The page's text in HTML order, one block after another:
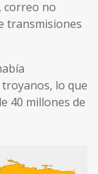
correo no
transmisiones
lo que
40 millones de